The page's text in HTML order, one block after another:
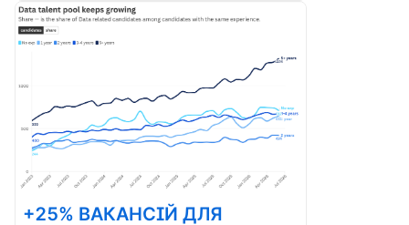
+25% ВАКАНСІЙ ДЛЯ